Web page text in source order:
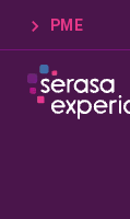
PME